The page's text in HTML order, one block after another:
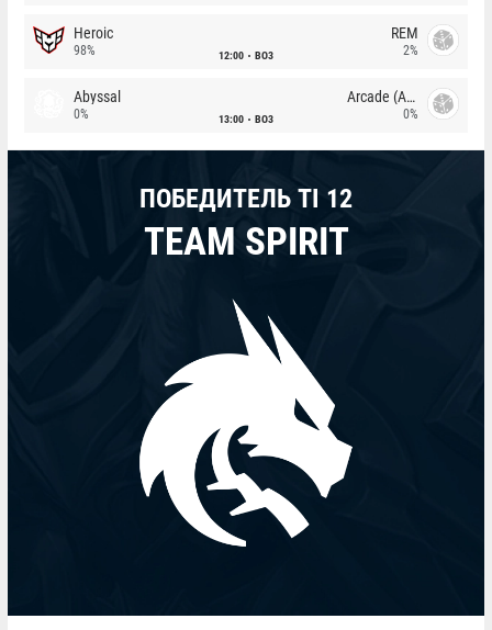
Heroic
98% 12:00 BO3
REM
2%
Abyssal
0% 13:00 BO3
Arcade (AU)
0%
ПОБЕДИТЕЛЬ TI 12
TEAM SPIRIT